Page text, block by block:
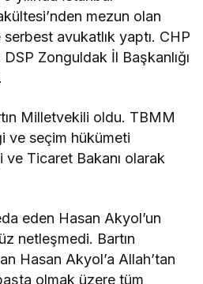
mezun olan
avukatlık yaptı. CHP
DSP Zonguldak İl Başkanlığı
Milletvekili oldu. TBMM
ve seçim hükümeti
Ticaret Bakanı olarak
eden Hasan Akyol’un
netleşmedi. Bartın
Hasan Akyol’a Allah’tan
olmak üzere tüm